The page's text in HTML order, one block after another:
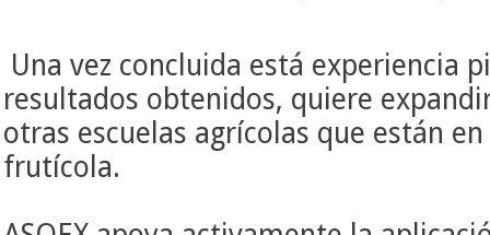
Una vez concluida está experiencia
resultados obtenidos, quiere
otras escuelas agrícolas que están
frutícola.